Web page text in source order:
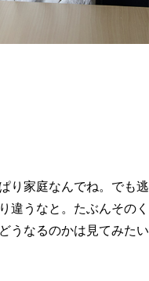
り家庭なんでね。でも逃
違うなと。たぶんそのく
うなるのかは見てみたい